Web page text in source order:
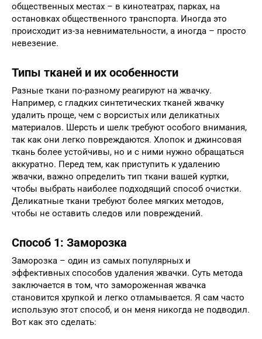
общественных местах – в кинотеатрах, парках, на
остановках общественного транспорта. Иногда это
происходит из-за невнимательности, а иногда – просто
невезение.
Типы тканей и их особенности
Разные ткани по-разному реагируют на жвачку.
Например, с гладких синтетических тканей жвачку
удалить проще, чем с ворсистых или деликатных
материалов. Шерсть и шелк требуют особого внимания,
так как они легко повреждаются. Хлопок и джинсовая
ткань более устойчивы, но и с ними нужно обращаться
аккуратно. Перед тем, как приступить к удалению
жвачки, важно определить тип ткани вашей куртки,
чтобы выбрать наиболее подходящий способ очистки.
Деликатные ткани требуют более мягких методов,
чтобы не оставить следов или повреждений.
Способ 1: Заморозка
Заморозка – один из самых популярных и
эффективных способов удаления жвачки. Суть метода
заключается в том, что замороженная жвачка
становится хрупкой и легко отламывается. Я сам часто
использую этот способ, и он меня никогда не подводил.
Вот как это сделать: